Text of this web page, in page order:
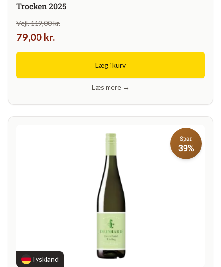
Trocken 2025
Vejl. 119,00 kr.
79,00 kr.
Læg i kurv
Læs mere →
Spar
39%
Tyskland